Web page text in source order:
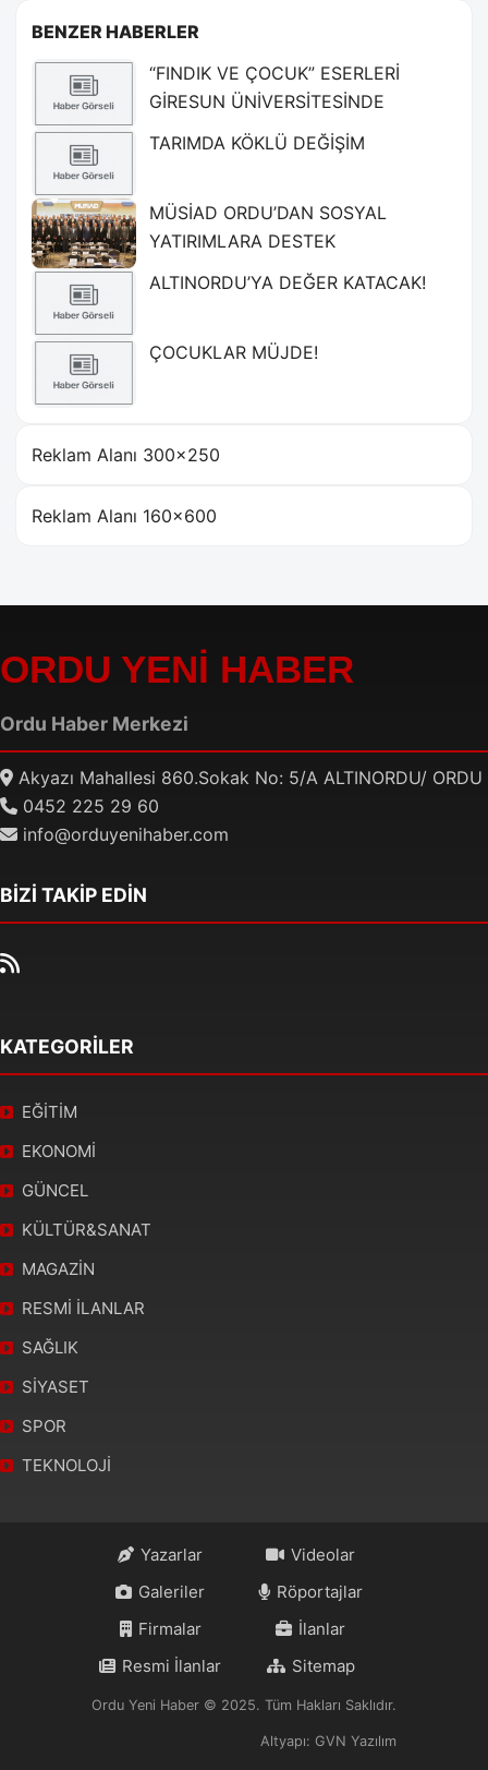
BENZER HABERLER
“FINDIK VE ÇOCUK” ESERLERİ
GİRESUN ÜNİVERSİTESİNDE
TARIMDA KÖKLÜ DEĞİŞİM
MÜSİAD ORDU’DAN SOSYAL
YATIRIMLARA DESTEK
ALTINORDU’YA DEĞER KATACAK!
ÇOCUKLAR MÜJDE!
Reklam Alanı 300×250
Reklam Alanı 160×600
ORDU YENİ HABER
Ordu Haber Merkezi
Akyazı Mahallesi 860.Sokak No: 5/A ALTINORDU/ ORDU
0452 225 29 60
info@orduyenihaber.com
BİZİ TAKİP EDİN
KATEGORİLER
EĞİTİM
EKONOMİ
GÜNCEL
KÜLTÜR&SANAT
MAGAZİN
RESMİ İLANLAR
SAĞLIK
SİYASET
SPOR
TEKNOLOJİ
Yazarlar
Videolar
Galeriler
Röportajlar
Firmalar
İlanlar
Resmi İlanlar
Sitemap
Ordu Yeni Haber © 2025. Tüm Hakları Saklıdır.
Altyapı: GVN Yazılım